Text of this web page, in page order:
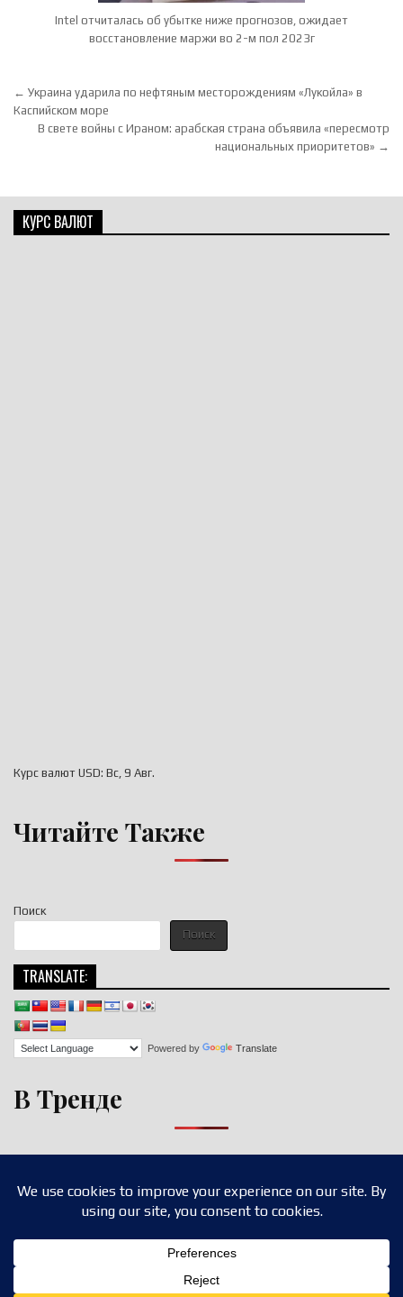
Intel отчиталась об убытке ниже прогнозов, ожидает
восстановление маржи во 2-м пол 2023г
Навигация по записям
← Украина ударила по нефтяным месторождениям «Лукойла» в
Каспийском море
В свете войны с Ираном: арабская страна объявила «пересмотр
национальных приоритетов» →
Поиск
Поиск
TRANSLATE:
Powered by Translate
В Тренде
КУРС ВАЛЮТ
Курс валют USD: Вс, 9 Авг.
Читайте Также
Design by ThemesDNA.com